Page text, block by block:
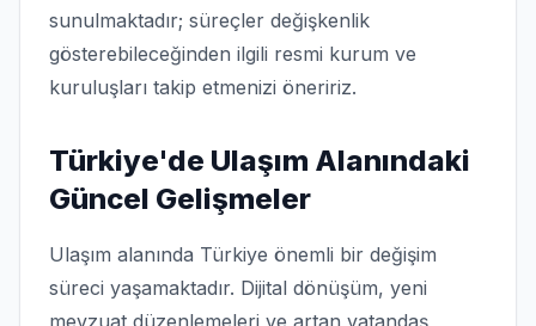
sunulmaktadır; süreçler değişkenlik
gösterebileceğinden ilgili resmi kurum ve
kuruluşları takip etmenizi öneririz.
Türkiye'de Ulaşım Alanındaki
Güncel Gelişmeler
Ulaşım alanında Türkiye önemli bir değişim
süreci yaşamaktadır. Dijital dönüşüm, yeni
mevzuat düzenlemeleri ve artan vatandaş